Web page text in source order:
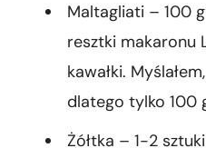
Maltagliati – 100
resztki makaronu
kawałki.
dlatego tylko 100
Żółtka – 1-2 sztuki